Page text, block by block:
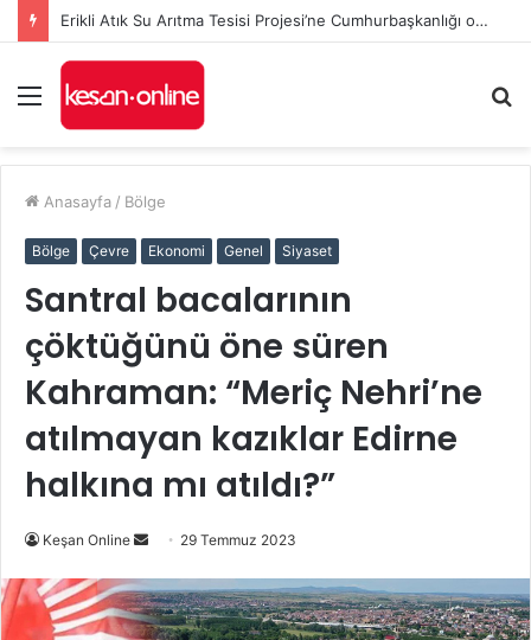
Erikli Atık Su Arıtma Tesisi Projesi’ne Cumhurbaşkanlığı onayı
Menü
...
Anasayfa / Bölge
Bölge Çevre Ekonomi Genel Siyaset
Santral bacalarının
çöktüğünü öne süren
Kahraman: “Meriç Nehri’ne
atılmayan kazıklar Edirne
halkına mı atıldı?”
Keşan Online
Bir
posta
göndermek
29 Temmuz 2023